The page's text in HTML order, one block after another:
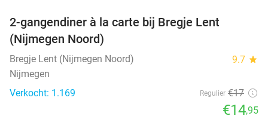
2-gangendiner à la carte bij Bregje Lent
(Nijmegen Noord)
Bregje Lent (Nijmegen Noord) 9.7 star
Nijmegen
Verkocht: 1.169
Regulier €17
€14,95